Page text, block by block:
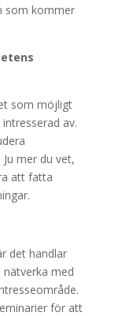
som kommer
som möjligt
av.
mer du vet,
att fatta
det handlar
med
för att